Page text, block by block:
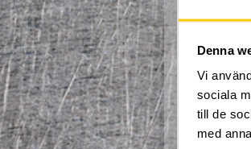
Denna
Vi
sociala
till de
med